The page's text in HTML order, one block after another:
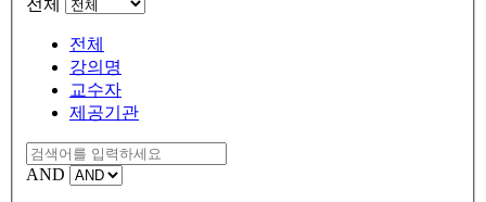
전체
전체
강의명
교수자
제공기관
AND